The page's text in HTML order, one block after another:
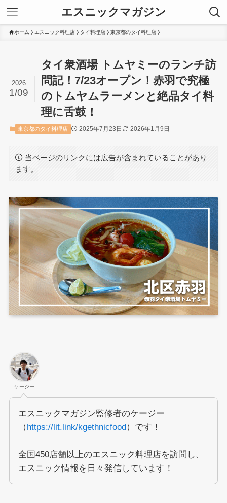
エスニックマガジン
ホーム エスニック料理店 タイ料理店 東京都のタイ料理店
タイ衆酒場 トムヤミーのランチ訪
問記！7/23オープン！赤羽で究極
のトムヤムラーメンと絶品タイ料
理に舌鼓！
2026
1/09
東京都のタイ料理店 2025年7月23日 2026年1月9日
当ページのリンクには広告が含まれていることがあり
ます。
ケージー
エスニックマガジン監修者のケージー
（https://lit.link/kgethnicfood）です！
全国450店舗以上のエスニック料理店を訪問し、
エスニック情報を日々発信しています！